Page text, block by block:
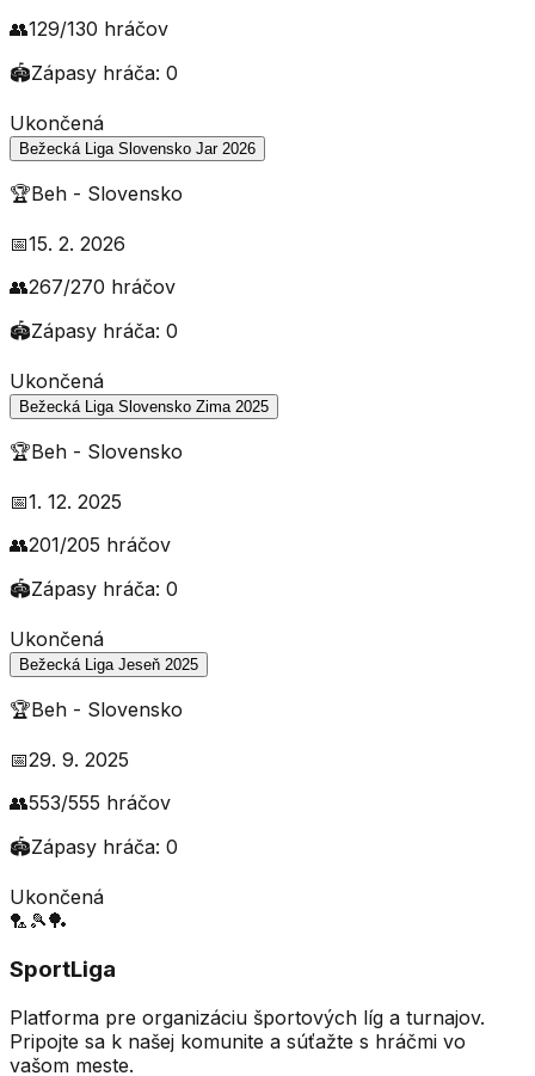
👥129/130 hráčov
🏟️Zápasy hráča: 0
Ukončená
Bežecká Liga Slovensko Jar 2026
🏆Beh - Slovensko
📅15. 2. 2026
👥267/270 hráčov
🏟️Zápasy hráča: 0
Ukončená
Bežecká Liga Slovensko Zima 2025
🏆Beh - Slovensko
📅1. 12. 2025
👥201/205 hráčov
🏟️Zápasy hráča: 0
Ukončená
Bežecká Liga Jeseň 2025
🏆Beh - Slovensko
📅29. 9. 2025
👥553/555 hráčov
🏟️Zápasy hráča: 0
Ukončená
🏸 🎾🏓
SportLiga
Platforma pre organizáciu športových líg a turnajov.
Pripojte sa k našej komunite a súťažte s hráčmi vo
vašom meste.